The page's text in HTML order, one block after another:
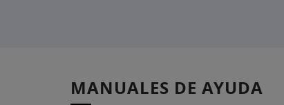
MANUALES DE AYUDA